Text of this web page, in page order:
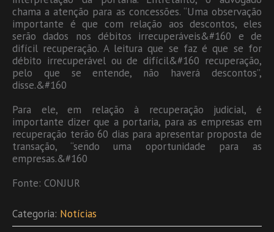
chama a atenção para as concessões. “Uma observação
importante é que com relação aos descontos, eles
serão dados nos débitos irrecuperáveis&#160 e de
difícil recuperação. A leitura que se faz é que se for
débito irrecuperável ou de difícil&#160 recuperação,
pelo que se entende, não haverá descontos”,
disse.&#160
Para ele, em relação à recuperação judicial, é
importante dizer que a portaria, para as empresas em
recuperação terão 60 dias para apresentar proposta de
transação, “sendo uma oportunidade para as
empresas.&#160
Fonte: CONJUR
Categoria: Notícias